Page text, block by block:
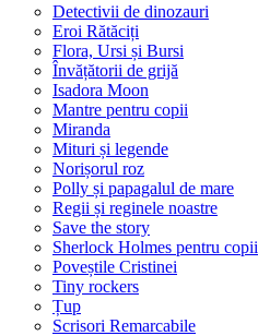
Detectivii de dinozauri
Eroi Rătăciți
Flora, Ursi și Bursi
Învățătorii de grijă
Isadora Moon
Mantre pentru copii
Miranda
Mituri și legende
Norișorul roz
Polly și papagalul de mare
Regii și reginele noastre
Save the story
Sherlock Holmes pentru copii
Poveștile Cristinei
Tiny rockers
Țup
Scrisori Remarcabile